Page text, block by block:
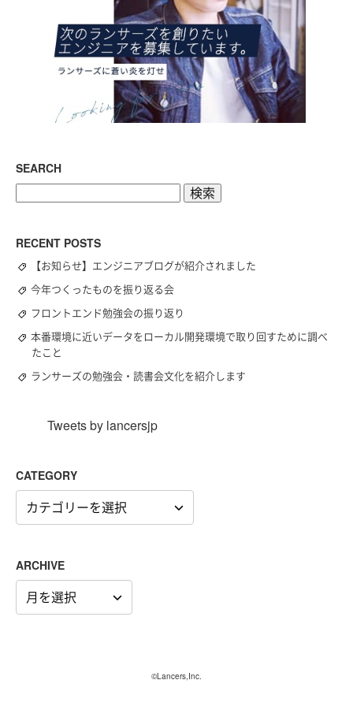
SEARCH
RECENT POSTS
【お知らせ】エンジニアブログが紹介されました
今年つくったものを振り返る会
フロントエンド勉強会の振り返り
本番環境に近いデータをローカル開発環境で取り回すために調べ
たこと
ランサーズの勉強会・読書会文化を紹介します
Tweets by lancersjp
CATEGORY
CATEGORY
ARCHIVE
ARCHIVE
©Lancers,Inc.